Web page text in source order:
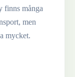
finns många
men
mycket.